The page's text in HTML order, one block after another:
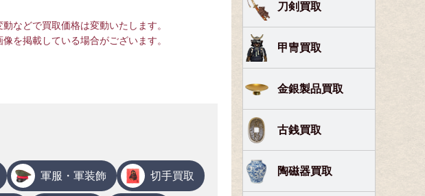
などで買取価格は変動いたします。
を掲載している場合がございます。
軍服・軍装飾 切手買取
刀剣買取
甲冑買取
金銀製品買取
古銭買取
陶磁器買取